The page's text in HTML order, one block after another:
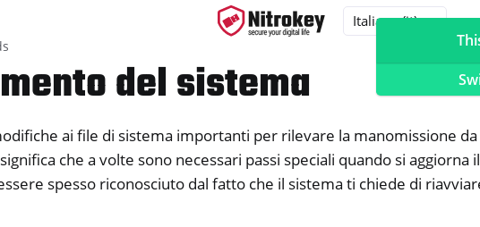
del sistema
ai file di sistema importanti per rilevare la manomissione da
che a volte sono necessari passi speciali quando si aggiorna il
spesso riconosciuto dal fatto che il sistema ti chiede di